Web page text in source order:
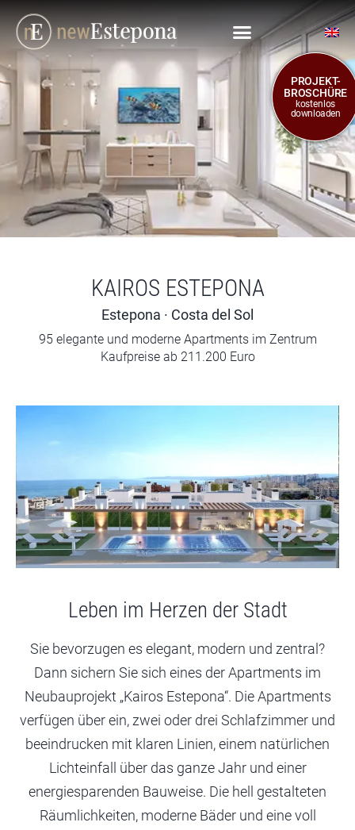
KAIROS ESTEPONA
Estepona · Costa del Sol
95 elegante und moderne Apartments im Zentrum
Kaufpreise ab 211.200 Euro
PROJEKT-
BROSCHÜRE
kostenlos
downloaden
Leben im Herzen der Stadt
Sie bevorzugen es elegant, modern und zentral?
Dann sichern Sie sich eines der Apartments im
Neubauprojekt „Kairos Estepona“. Die Apartments
verfügen über ein, zwei oder drei Schlafzimmer und
beeindrucken mit klaren Linien, einem natürlichen
Lichteinfall über das ganze Jahr und einer
energiesparenden Bauweise. Die hell gestalteten
Räumlichkeiten, moderne Bäder und eine voll